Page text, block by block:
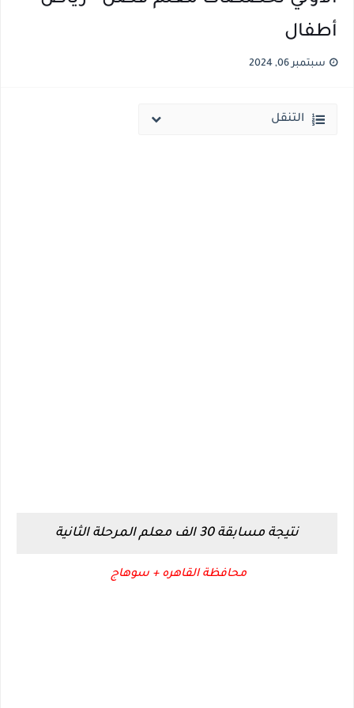
أطفال
سبتمبر 06, 2024
التنقل
نتيجة مسابقة 30 الف معلم المرحلة الثانية
محافظة القاهره + سوهاج